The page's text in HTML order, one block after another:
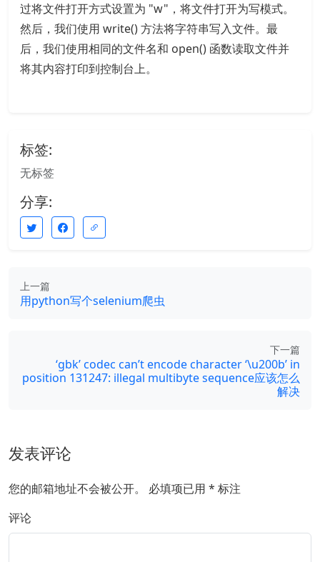
过将文件打开方式设置为 "w"，将文件打开为写模式。
然后，我们使用 write() 方法将字符串写入文件。最
后，我们使用相同的文件名和 open() 函数读取文件并
将其内容打印到控制台上。
标签:
无标签
分享:
上一篇
用python写个selenium爬虫
下一篇
‘gbk’ codec can’t encode character ‘\u200b’ in
position 131247: illegal multibyte sequence应该怎么
解决
发表评论
您的邮箱地址不会被公开。 必填项已用 * 标注
评论